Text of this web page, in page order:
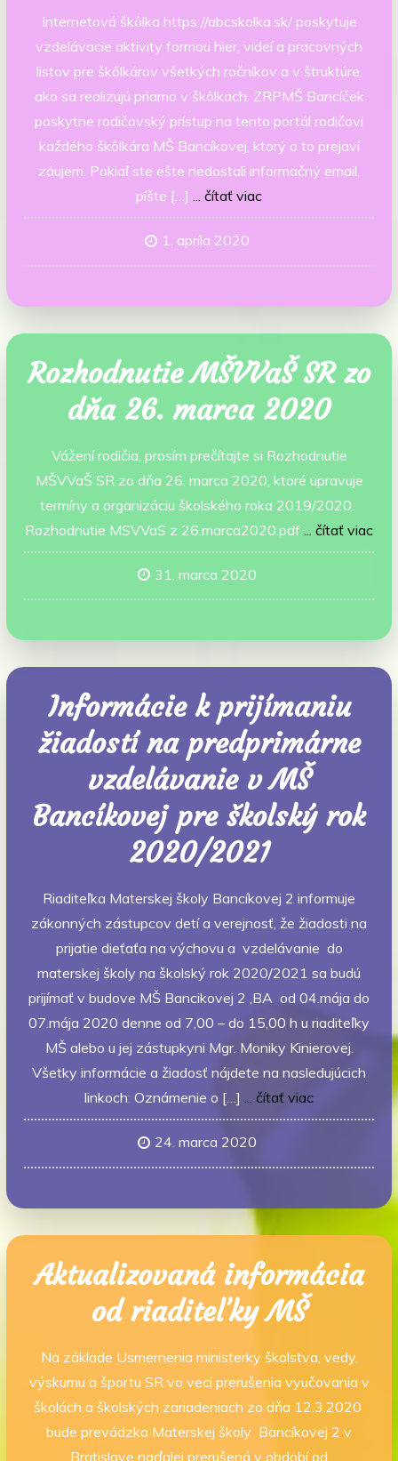
Internetová škôlka https://abcskolka.sk/ poskytuje
vzdelávacie aktivity formou hier, videí a pracovných
listov pre škôlkárov všetkých ročníkov a v štruktúre,
ako sa realizujú priamo v škôlkach. ZRPMŠ Bancíček
poskytne rodičovský prístup na tento portál rodičovi
každého škôlkára MŠ Bancíkovej, ktorý o to prejaví
záujem. Pokiaľ ste ešte nedostali informačný email,
píšte […] ... čítať viac
1. apríla 2020
Rozhodnutie MŠVVaŠ SR zo
dňa 26. marca 2020
Vážení rodičia, prosím prečítajte si Rozhodnutie
MŠVVaŠ SR zo dňa 26. marca 2020, ktoré upravuje
termíny a organizáciu školského roka 2019/2020.
Rozhodnutie MSVVaS z 26.marca2020.pdf
... čítať viac
31. marca 2020
Informácie k prijímaniu
žiadostí na predprimárne
vzdelávanie v MŠ
Bancíkovej pre školský rok
2020/2021
Riaditeľka Materskej školy Bancíkovej 2 informuje
zákonných zástupcov detí a verejnosť, že žiadosti na
prijatie dieťaťa na výchovu a vzdelávanie do
materskej školy na školský rok 2020/2021 sa budú
prijímať v budove MŠ Bancikovej 2 ,BA od 04.mája do
07.mája 2020 denne od 7,00 – do 15,00 h u riaditeľky
MŠ alebo u jej zástupkyni Mgr. Moniky Kinierovej.
Všetky informácie a žiadosť nájdete na nasledujúcich
linkoch: Oznámenie o […] ... čítať viac
24. marca 2020
Aktualizovaná informácia
od riaditeľky MŠ
Na základe Usmernenia ministerky školstva, vedy,
výskumu a športu SR vo veci prerušenia vyučovania v
školách a školských zariadeniach zo dňa 12.3.2020
bude prevádzka Materskej školy Bancíkovej 2 v
Bratislave naďalej prerušená v období od